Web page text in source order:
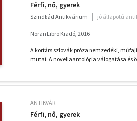
Férfi, nő, gyerek
Szindbád Antikvárium jó állapotú
Noran Libro Kiadó, 2016
A kortárs szlovák próza nemzedéki,
mutat. A novellaantológia válogatása és
ANTIKVÁR
Férfi, nő, gyerek